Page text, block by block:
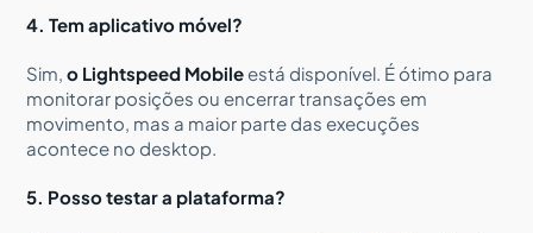
4. Tem aplicativo móvel?
Sim,o Lightspeed Mobile está disponível. É ótimo para
monitorar posições ou encerrar transações em
movimento, mas a maior parte das execuções
acontece no desktop.
5. Posso testar a plataforma?